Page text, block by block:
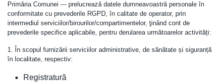
Primăria Comunei --- prelucrează datele dumneavoastră personale în
conformitate cu prevederile RGPD, în calitate de operator, prin
intermediul serviciilor/birourilor/compartimentelor, ţinând cont de
prevederile specifice aplicabile, pentru derularea următoarelor activități:
1. În scopul furnizării serviciilor administrative, de sănătate și siguranță
în localitate, respectiv:
Registratură